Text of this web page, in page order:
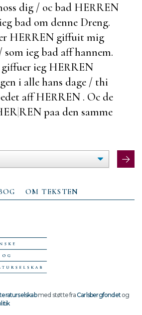
dig / oc bad HERREN
bad om denne Dreng.
HERREN giffuit mig
ieg bad aff hannem.
giffuer ieg HERREN
i alle hans dage / thi
aff HERREN . Oc de
|REN paa den samme
OM TEKSTEN
med støtte fraCarlsbergfondetog